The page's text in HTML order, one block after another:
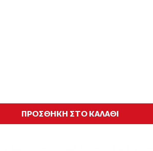
ΠΡΟΣΘΗΚΗ ΣΤΟ ΚΑΛΑΘΙ